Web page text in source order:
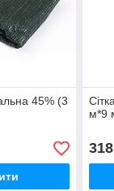
45% (3
м*9
318